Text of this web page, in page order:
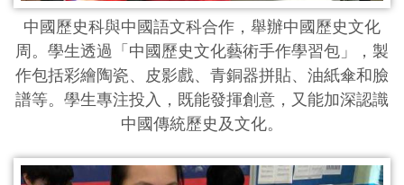
中國歷史科與中國語文科合作，舉辦中國歷史文化
周。學生透過「中國歷史文化藝術手作學習包」，製
作包括彩繪陶瓷、皮影戲、青銅器拼貼、油紙傘和臉
譜等。學生專注投入，既能發揮創意，又能加深認識
中國傳統歷史及文化。